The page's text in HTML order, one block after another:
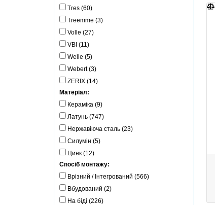
Tres (60)
Treemme (3)
Volle (27)
VBI (11)
Welle (5)
Webert (3)
ZERIX (14)
Матеріал:
Кераміка (9)
Латунь (747)
Нержавіюча сталь (23)
Силумін (5)
Цинк (12)
Спосіб монтажу:
Врізний / Інтегрований (566)
Вбудований (2)
На біді (226)